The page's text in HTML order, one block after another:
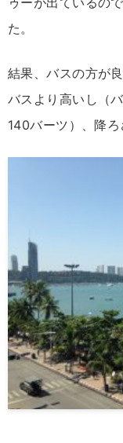
た。
結果、バスの方が
バスより高いし（
140バーツ）、降ろ